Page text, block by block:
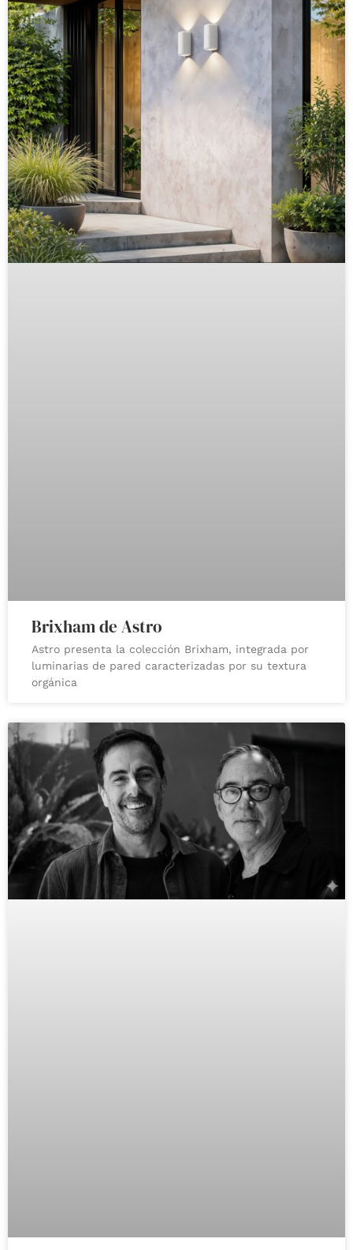
Brixham de Astro
Astro presenta la colección Brixham, integrada por
luminarias de pared caracterizadas por su textura
orgánica